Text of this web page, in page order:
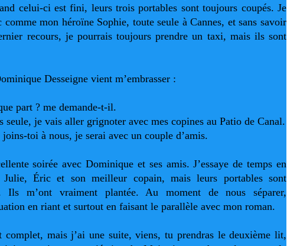
celui-ci est fini, leurs trois portables sont toujours coupés. Je
comme mon héroïne Sophie, toute seule à Cannes, et sans savoir
recours, je pourrais toujours prendre un taxi, mais ils sont
Desseigne vient m’embrasser :
part ? me demande-t-il.
je vais aller grignoter avec mes copines au Patio de Canal.
toi à nous, je serai avec un couple d’amis.
soirée avec Dominique et ses amis. J’essaye de temps en
Julie, Éric et son meilleur copain, mais leurs portables sont
Ils m’ont vraiment plantée. Au moment de nous séparer,
en riant et surtout en faisant le parallèle avec mon roman.
mais j’ai une suite, viens, tu prendras le deuxième lit,